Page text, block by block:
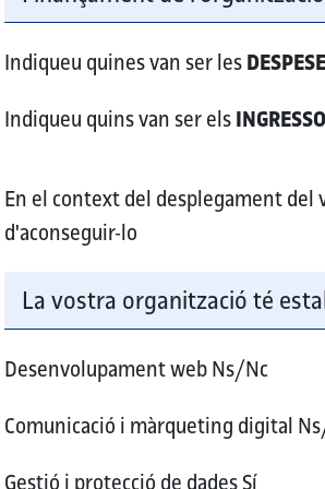
Indiqueu quines van ser les
Indiqueu quins van ser els
En el context del desplegament
d'aconseguir-lo
La vostra organització té
Desenvolupament webNs/Nc
Comunicació i màrqueting digital
Gestió i protecció de dadesSí